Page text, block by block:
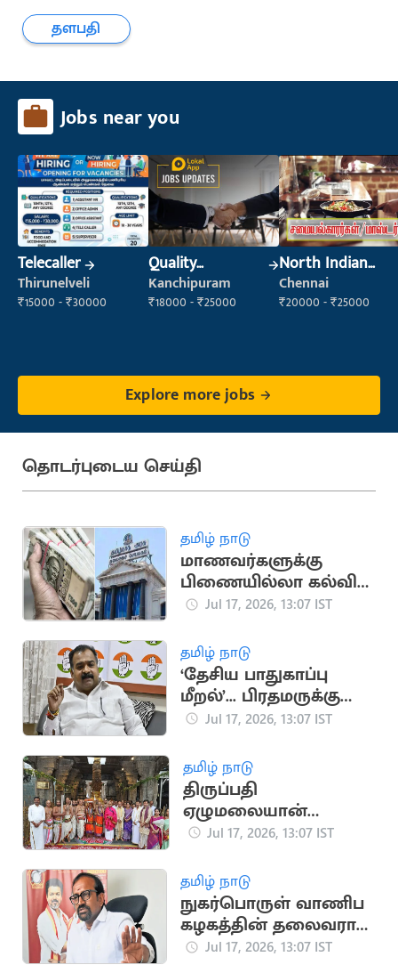
தளபதி
Jobs near you
Telecaller
Thirunelveli
₹15000 - ₹30000
Quality
Inspector
Kanchipuram
₹18000 - ₹25000
North Indian
Cook
Chennai
₹20000 - ₹25000
Explore more jobs
தொடர்புடைய செய்தி
தமிழ் நாடு
மாணவர்களுக்கு
பிணையில்லா கல்விக்
கடன்... அமைச்சர்
Jul 17, 2026, 13:07 IST
தமிழ் நாடு
‘தேசிய பாதுகாப்பு
மீறல்’... பிரதமருக்கு
மாணிக்கம் தாகூர்
Jul 17, 2026, 13:07 IST
தமிழ் நாடு
திருப்பதி
ஏழுமலையான்
கோவிலில்
நடைபெற்ற ஆனிவார
ஆஸ்தான விழா
Jul 17, 2026, 13:07 IST
தமிழ் நாடு
நுகர்பொருள் வாணிப
கழகத்தின் தலைவராக
அமைச்சர்
Jul 17, 2026, 13:07 IST